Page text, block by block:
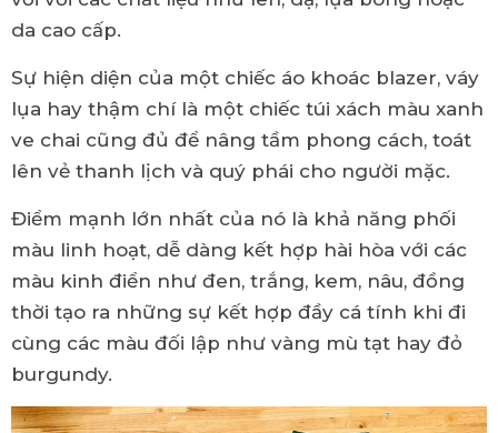
da cao cấp.
Sự hiện diện của một chiếc áo khoác blazer, váy
lụa hay thậm chí là một chiếc túi xách màu xanh
ve chai cũng đủ để nâng tầm phong cách, toát
lên vẻ thanh lịch và quý phái cho người mặc.
Điểm mạnh lớn nhất của nó là khả năng phối
màu linh hoạt, dễ dàng kết hợp hài hòa với các
màu kinh điển như đen, trắng, kem, nâu, đồng
thời tạo ra những sự kết hợp đầy cá tính khi đi
cùng các màu đối lập như vàng mù tạt hay đỏ
burgundy.